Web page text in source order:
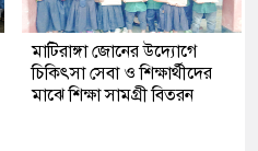
মাটিরাঙ্গা জোনের উদ্যোগে
চিকিৎসা সেবা ও শিক্ষার্থীদের
মাঝে শিক্ষা সামগ্রী বিতরন